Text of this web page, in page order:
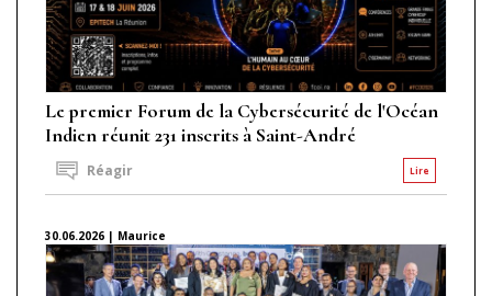
Le premier Forum de la Cybersécurité de l'Océan
Indien réunit 231 inscrits à Saint-André
Lire
Réagir
30.06.2026 | Maurice